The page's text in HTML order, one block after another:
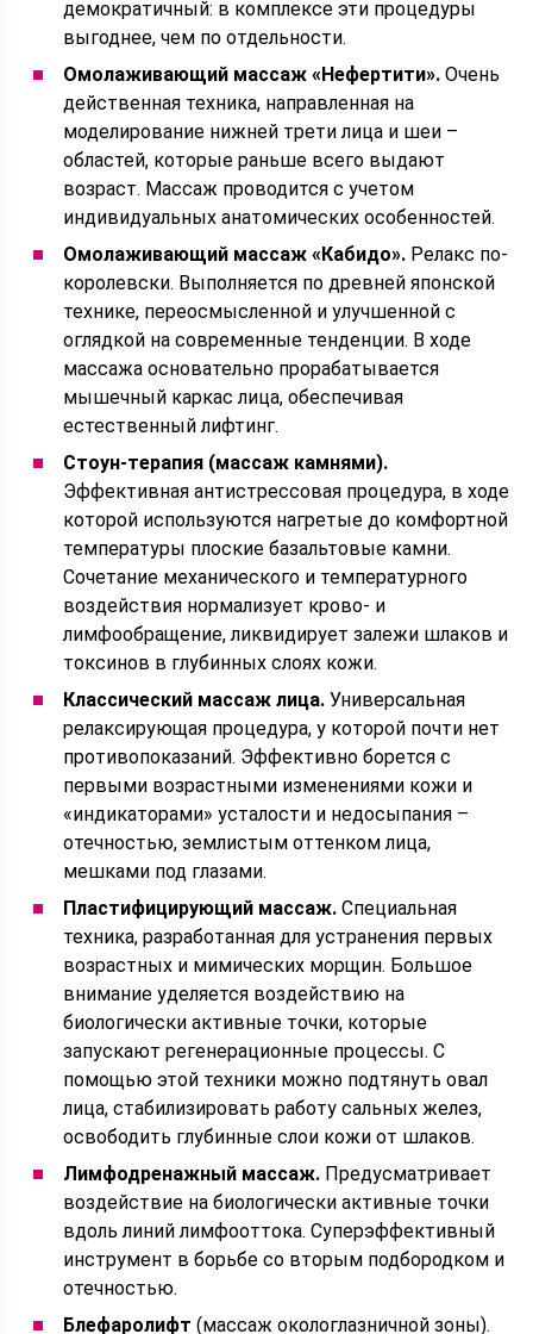
демократичный: в комплексе эти процедуры
выгоднее, чем по отдельности.
Омолаживающий массаж «Нефертити». Очень
действенная техника, направленная на
моделирование нижней трети лица и шеи –
областей, которые раньше всего выдают
возраст. Массаж проводится с учетом
индивидуальных анатомических особенностей.
Омолаживающий массаж «Кабидо». Релакс по-
королевски. Выполняется по древней японской
технике, переосмысленной и улучшенной с
оглядкой на современные тенденции. В ходе
массажа основательно прорабатывается
мышечный каркас лица, обеспечивая
естественный лифтинг.
Стоун-терапия (массаж камнями).
Эффективная антистрессовая процедура, в ходе
которой используются нагретые до комфортной
температуры плоские базальтовые камни.
Сочетание механического и температурного
воздействия нормализует крово- и
лимфообращение, ликвидирует залежи шлаков и
токсинов в глубинных слоях кожи.
Классический массаж лица. Универсальная
релаксирующая процедура, у которой почти нет
противопоказаний. Эффективно борется с
первыми возрастными изменениями кожи и
«индикаторами» усталости и недосыпания –
отечностью, землистым оттенком лица,
мешками под глазами.
Пластифицирующий массаж. Специальная
техника, разработанная для устранения первых
возрастных и мимических морщин. Большое
внимание уделяется воздействию на
биологически активные точки, которые
запускают регенерационные процессы. С
помощью этой техники можно подтянуть овал
лица, стабилизировать работу сальных желез,
освободить глубинные слои кожи от шлаков.
Лимфодренажный массаж. Предусматривает
воздействие на биологически активные точки
вдоль линий лимфооттока. Суперэффективный
инструмент в борьбе со вторым подбородком и
отечностью.
Блефаролифт (массаж окологлазничной зоны).